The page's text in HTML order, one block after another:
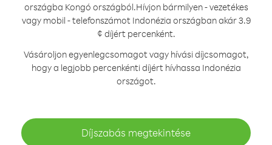
országba Kongó országból.Hívjon bármilyen - vezetékes
vagy mobil - telefonszámot Indonézia országban akár 3.9
¢ díjért percenként.
Vásároljon egyenlegcsomagot vagy hívási díjcsomagot,
hogy a legjobb percenkénti díjért hívhassa Indonézia
országot.
Díjszabás megtekintése